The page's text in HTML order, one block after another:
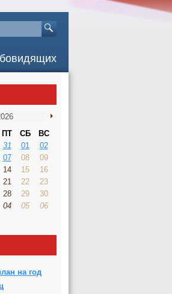
ПТ СБ
ВС
31 01
02
07 08
09
14 15
16
21 22
23
28 29
30
04 05 06
на год